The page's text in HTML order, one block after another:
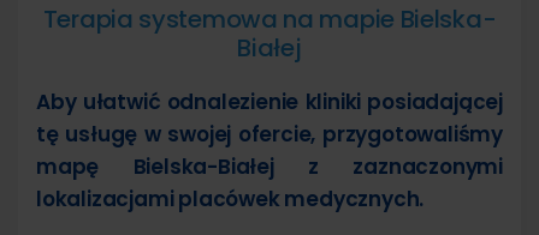
Terapia systemowa na mapie Bielska-
Białej
Aby ułatwić odnalezienie kliniki posiadającej
tę usługę w swojej ofercie, przygotowaliśmy
mapę Bielska-Białej z zaznaczonymi
lokalizacjami placówek medycznych.